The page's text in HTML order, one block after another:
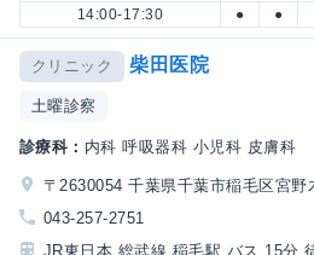
14:00-17:30
● ●
クリニック 柴田医院
土曜診察
診療科： 内科 呼吸器科 小児科 皮膚科
〒2630054 千葉県千葉市稲毛区宮野
043-257-2751
JR東日本 総武線 稲毛駅 バス 15分